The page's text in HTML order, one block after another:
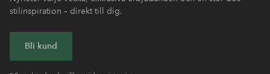
stilinspiration – direkt till dig.
Bli kund